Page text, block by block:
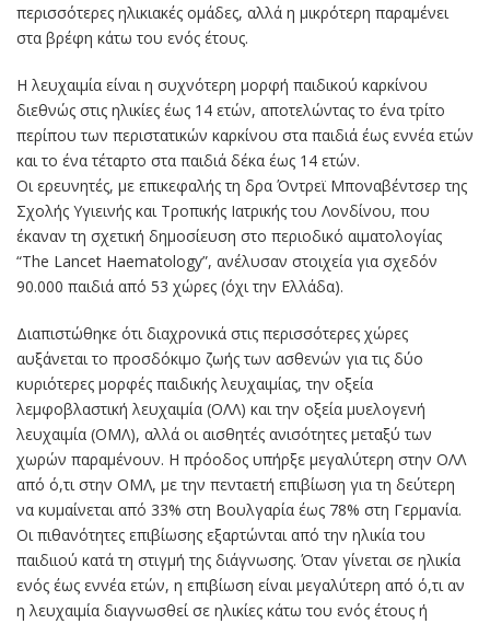
περισσότερες ηλικιακές ομάδες, αλλά η μικρότερη παραμένει
στα βρέφη κάτω του ενός έτους.
Η λευχαιμία είναι η συχνότερη μορφή παιδικού καρκίνου
διεθνώς στις ηλικίες έως 14 ετών, αποτελώντας το ένα τρίτο
περίπου των περιστατικών καρκίνου στα παιδιά έως εννέα ετών
και το ένα τέταρτο στα παιδιά δέκα έως 14 ετών.
Οι ερευνητές, με επικεφαλής τη δρα Όντρεϊ Μποναβέντσερ της
Σχολής Υγιεινής και Τροπικής Ιατρικής του Λονδίνου, που
έκαναν τη σχετική δημοσίευση στο περιοδικό αιματολογίας
“The Lancet Haematology”, ανέλυσαν στοιχεία για σχεδόν
90.000 παιδιά από 53 χώρες (όχι την Ελλάδα).
Διαπιστώθηκε ότι διαχρονικά στις περισσότερες χώρες
αυξάνεται το προσδόκιμο ζωής των ασθενών για τις δύο
κυριότερες μορφές παιδικής λευχαιμίας, την οξεία
λεμφοβλαστική λευχαιμία (ΟΛΛ) και την οξεία μυελογενή
λευχαιμία (ΟΜΛ), αλλά οι αισθητές ανισότητες μεταξύ των
χωρών παραμένουν. Η πρόοδος υπήρξε μεγαλύτερη στην ΟΛΛ
από ό,τι στην ΟΜΛ, με την πενταετή επιβίωση για τη δεύτερη
να κυμαίνεται από 33% στη Βουλγαρία έως 78% στη Γερμανία.
Οι πιθανότητες επιβίωσης εξαρτώνται από την ηλικία του
παιδιιού κατά τη στιγμή της διάγνωσης. Όταν γίνεται σε ηλικία
ενός έως εννέα ετών, η επιβίωση είναι μεγαλύτερη από ό,τι αν
η λευχαιμία διαγνωσθεί σε ηλικίες κάτω του ενός έτους ή